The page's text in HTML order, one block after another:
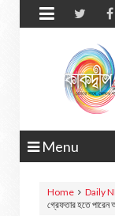

Menu
Home Daily
গ্রেফতার হতে পারেন